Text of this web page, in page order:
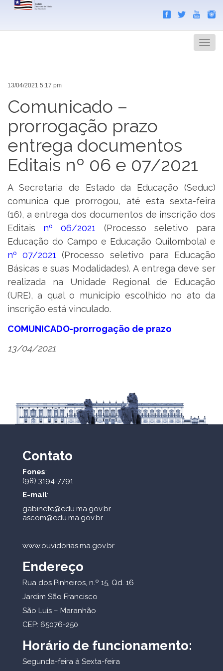
Menu
13/04/2021 5:17 pm
Comunicado –
prorrogação prazo
entrega documentos
Editais nº 06 e 07/2021
A Secretaria de Estado da Educação (Seduc)
comunica que prorrogou, até esta sexta-feira
(16), a entrega dos documentos de inscrição dos
Editais nº 06/2021 (Processo seletivo para
Educação do Campo e Educação Quilombola) e
nº 07/2021 (Processo seletivo para Educação
Básicas e suas Modalidades). A entrega deve ser
realizada na Unidade Regional de Educação
(URE), a qual o município escolhido no ato da
inscrição está vinculado.
COMUNICADO-prorrogação de prazo
13/04/2021
Contato
Fones:
(98) 3194-7791
E-mail:
gabinete@edu.ma.gov.br
ascom@edu.ma.gov.br
www.ouvidorias.ma.gov.br
Endereço
Rua dos Pinheiros, n.º 15, Qd. 16
Jardim São Francisco
São Luís – Maranhão
CEP: 65076-250
Horário de funcionamento:
Segunda-feira à Sexta-feira